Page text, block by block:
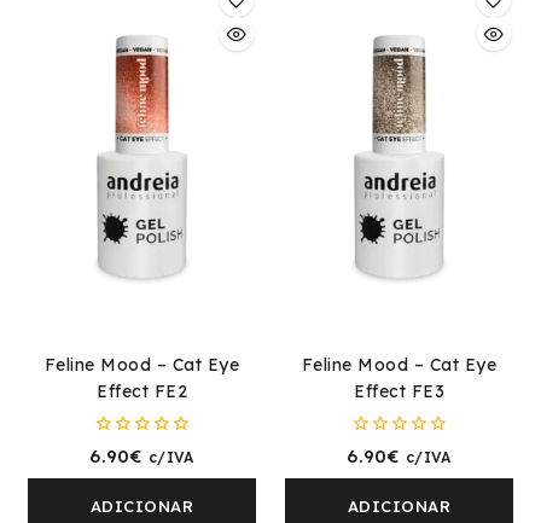
Feline Mood – Cat Eye
Effect FE2
0
5
6.90€ c/IVA
ADICIONAR
Feline Mood – Cat Eye
Effect FE3
0
5
6.90€ c/IVA
ADICIONAR